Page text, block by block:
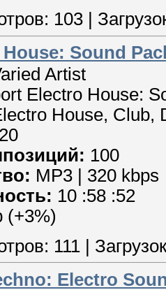
103
Sound
Artist
Electro House:
House, Club,
100
MP3 | 320 kbps
10 :58 :52
(+3%)
111
Electro